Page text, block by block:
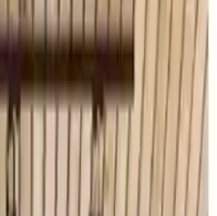
Kuş Duvar Süsü Estetik ve
Dekoratif Modern
ve İşlevselliğin